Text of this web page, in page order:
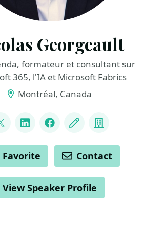
Georgeault
formateur et consultant sur
365, l'IA et Microsoft Fabrics
Montréal, Canada
@ngeorgeault
LinkedInFacebook
Blog Company
Favorite Contact
View Speaker Profile